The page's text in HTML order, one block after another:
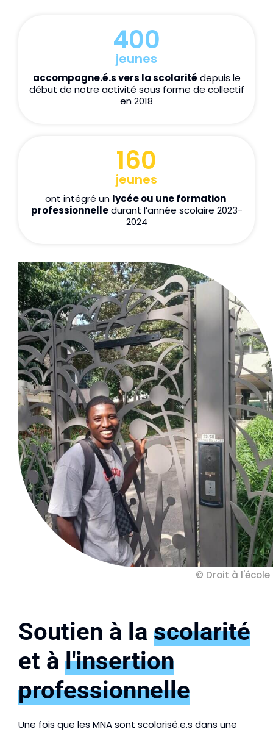
400
jeunes
accompagne.é.s vers la scolarité depuis le
début de notre activité sous forme de collectif
en 2018
160
jeunes
ont intégré un lycée ou une formation
professionnelle durant l’année scolaire 2023-
2024
© Droit à l'école
Soutien à la scolarité
et à l'insertion
professionnelle
Une fois que les MNA sont scolarisé.e.s dans une